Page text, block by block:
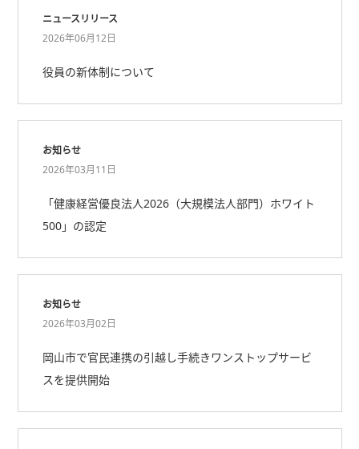
ニュースリリース
2026年06月12日
役員の新体制について
お知らせ
2026年03月11日
「健康経営優良法人2026（大規模法人部門）ホワイト
500」の認定
お知らせ
2026年03月02日
岡山市で官民連携の引越し手続きワンストップサービ
スを提供開始